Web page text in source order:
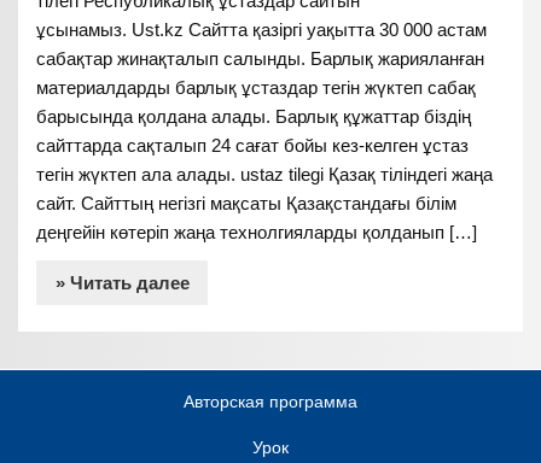
ұсынамыз. Ust.kz Сайтта қазіргі уақытта 30 000 астам
сабақтар жинақталып салынды. Барлық жарияланған
материалдарды барлық ұстаздар тегін жүктеп сабақ
барысында қолдана алады. Барлық құжаттар біздің
сайттарда сақталып 24 сағат бойы кез-келген ұстаз
тегін жүктеп ала алады. ustaz tilegi Қазақ тіліндегі жаңа
сайт. Сайттың негізгі мақсаты Қазақстандағы білім
деңгейін көтеріп жаңа технолгияларды қолданып […]
» Читать далее
Авторская программа
Урок